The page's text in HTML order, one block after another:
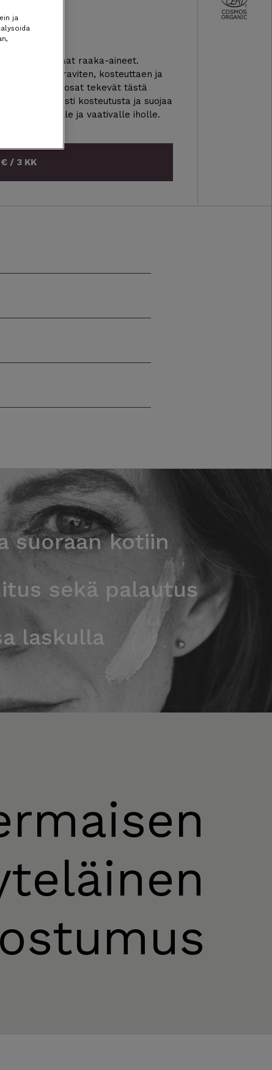
luonnon parhaat raaka-aineet.
yön aikana raviten, kosteuttaen ja
ainesosat tekevät tästä
erityisesti kosteutusta ja suojaa
kaulan herkälle ja vaativalle iholle.
/ 3 KK
suoraan kotiin
sekä palautus
laskulla
ja